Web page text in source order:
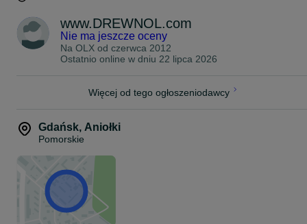
drewnol.com
Zapraszamy na inne nasze aukcje oraz zapoznanie się z ofertą na
drewnol.com
Wykonujemy inne wymiary oraz wzory altan na indywidualne
www.DREWNOL.com
Nie ma jeszcze oceny
Na OLX od czerwca 2012
Ostatnio online w dniu 22 lipca 2026
Więcej od tego ogłoszeniodawcy
Gdańsk, Aniołki
Pomorskie